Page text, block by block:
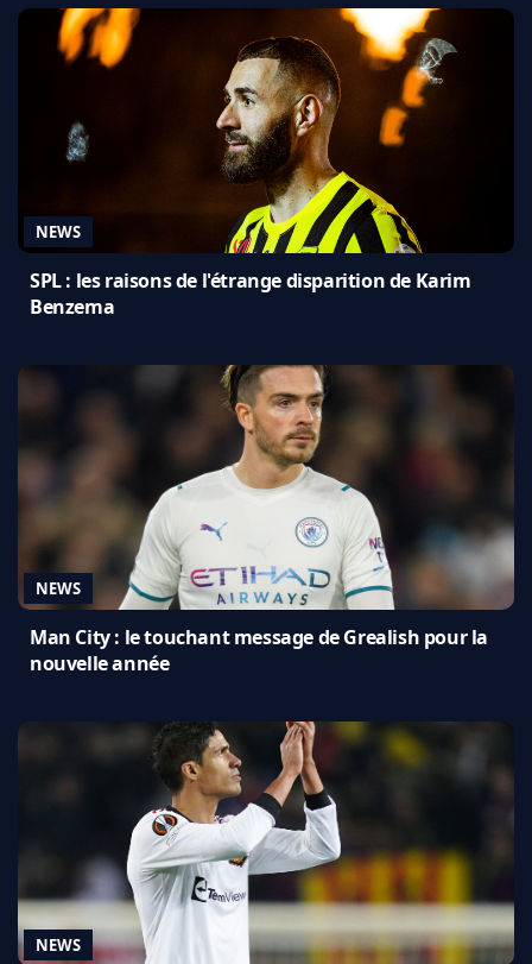
NEWS
SPL : les raisons de l'étrange disparition de Karim
Benzema
NEWS
Man City : le touchant message de Grealish pour la
nouvelle année
NEWS